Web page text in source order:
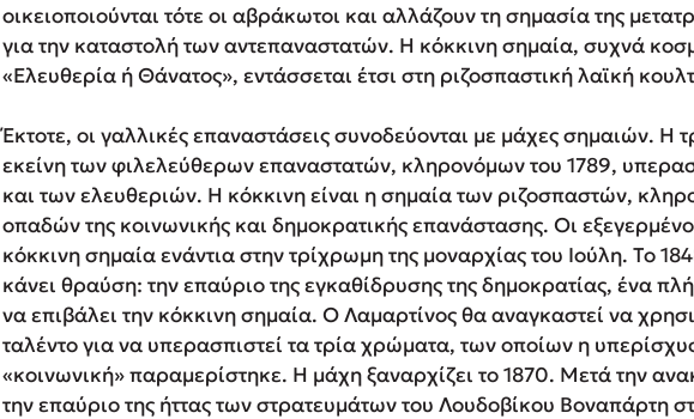
οικειοποιούνται τότε οι αβράκωτοι και αλλάζουν τη σημασία της
για την καταστολή των αντεπαναστατών. Η κόκκινη σημαία, συχνά
«Ελευθερία ή Θάνατος», εντάσσεται έτσι στη ριζοσπαστική λαϊκή
Έκτοτε, οι γαλλικές επαναστάσεις συνοδεύονται με μάχες σημαιών. Η
εκείνη των φιλελεύθερων επαναστατών, κληρονόμων του 1789,
και των ελευθεριών. Η κόκκινη είναι η σημαία των ριζοσπαστών,
οπαδών της κοινωνικής και δημοκρατικής επανάστασης. Οι
κόκκινη σημαία ενάντια στην τρίχρωμη της μοναρχίας του Ιούλη. Το
κάνει θραύση: την επαύριο της εγκαθίδρυσης της δημοκρατίας, ένα
να επιβάλει την κόκκινη σημαία. Ο Λαμαρτίνος θα αναγκαστεί να
ταλέντο για να υπερασπιστεί τα τρία χρώματα, των οποίων η
«κοινωνική» παραμερίστηκε. Η μάχη ξαναρχίζει το 1870. Μετά την
την επαύριο της ήττας των στρατευμάτων του Λουδοβίκου Βοναπάρτη